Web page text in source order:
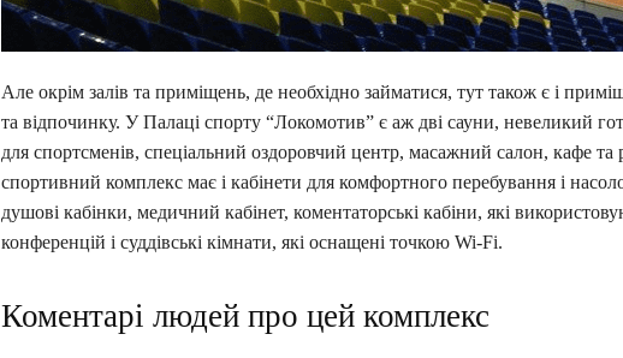
Але окрім залів та приміщень, де необхідно займатися, тут також є і
та відпочинку. У Палаці спорту “Локомотив” є аж дві сауни, невеликий
для спортсменів, спеціальний оздоровчий центр, масажний салон, кафе
спортивний комплекс має і кабінети для комфортного перебування і
душові кабінки, медичний кабінет, коментаторські кабіни, які
конференцій і суддівські кімнати, які оснащені точкою Wi-Fi.
Коментарі людей про цей комплекс